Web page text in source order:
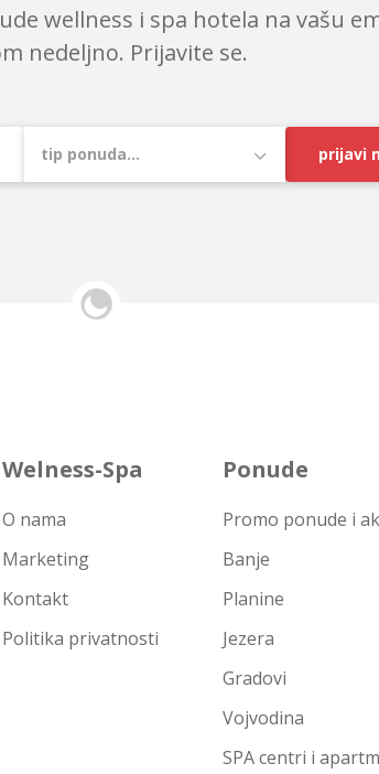
wellness i spa hotela na vašu
nedeljno. Prijavite se.
prijavi
Welness-Spa
O nama
Marketing
Kontakt
Politika privatnosti
Ponude
Promo ponude i
Banje
Planine
Jezera
Gradovi
Vojvodina
SPA centri i